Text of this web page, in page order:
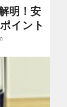
明！安
イント